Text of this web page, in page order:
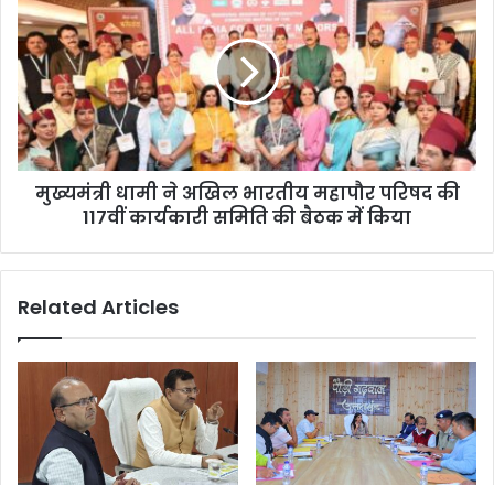
मुख्यमंत्री धामी ने अखिल भारतीय महापौर परिषद की
117वीं कार्यकारी समिति की बैठक में किया
Related Articles